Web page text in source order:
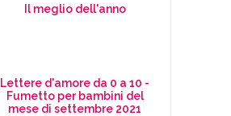
Il meglio dell'anno
Lettere d'amore da 0 a 10 -
Fumetto per bambini del
mese di settembre 2021